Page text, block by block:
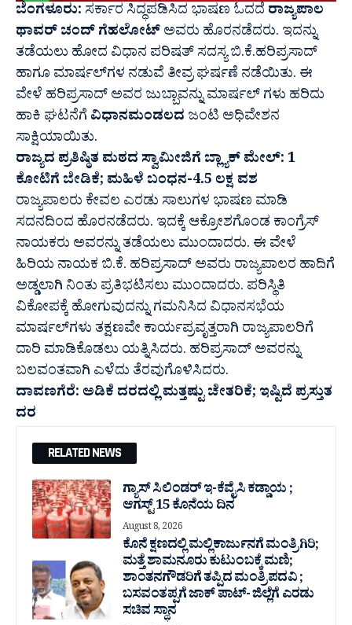
ಬೆಂಗಳೂರು: ಸರ್ಕಾರ ಸಿದ್ಧಪಡಿಸಿದ ಭಾಷಣ ಓದದೆ ರಾಜ್ಯಪಾಲ
ಥಾವರ್ ಚಂದ್ ಗೆಹಲೋಟ್ಅವರು ಹೊರ‌ನಡೆದರು. ಇದನ್ನು
ತಡೆಯಲು ಹೋದ ವಿಧಾನ ಪರಿಷತ್ ಸದಸ್ಯ ಬಿ.ಕೆ.ಹರಿಪ್ರಸಾದ್
ಹಾಗೂ ಮಾರ್ಷಲ್‌ಗಳ ನಡುವೆ ತೀವ್ರ ಘರ್ಷಣೆ ನಡೆಯಿತು. ಈ
ವೇಳೆ ಹರಿಪ್ರಸಾದ್ ಅವರ ಜುಬ್ಬಾವನ್ನು ‌ಮಾರ್ಷಲ್ ಗಳು ಹರಿದು
ಹಾಕಿ ಘಟನೆಗೆವಿಧಾನಮಂಡಲದ ಜಂಟಿ ಅಧಿವೇಶನ
ಸಾಕ್ಷಿಯಾಯಿತು.
ರಾಜ್ಯದ ಪ್ರತಿಷ್ಠಿತ ಮಠದ ಸ್ವಾಮೀಜಿಗೆ ಬ್ಲ್ಯಾಕ್ ಮೇಲ್: 1
ಕೋಟಿಗೆ ಬೇಡಿಕೆ; ಮಹಿಳೆ ಬಂಧನ-4.5 ಲಕ್ಷ ವಶ
ರಾಜ್ಯಪಾಲರು ಕೇವಲ ಎರಡು ಸಾಲುಗಳ ಭಾಷಣ ಮಾಡಿ
ಸದನದಿಂದ ಹೊರನಡೆದರು. ಇದಕ್ಕೆ ಆಕ್ರೋಶಗೊಂಡ ಕಾಂಗ್ರೆಸ್
ನಾಯಕರು ಅವರನ್ನು ತಡೆಯಲು ಮುಂದಾದರು. ಈ ವೇಳೆ
ಹಿರಿಯ ನಾಯಕ ಬಿ.ಕೆ. ಹರಿಪ್ರಸಾದ್ ಅವರು ರಾಜ್ಯಪಾಲರ ಹಾದಿಗೆ
ಅಡ್ಡಲಾಗಿ ನಿಂತು ಪ್ರತಿಭಟಿಸಲು ಮುಂದಾದರು. ಪರಿಸ್ಥಿತಿ
ವಿಕೋಪಕ್ಕೆ ಹೋಗುವುದನ್ನು ಗಮನಿಸಿದ ವಿಧಾನಸಭೆಯ
ಮಾರ್ಷಲ್‌ಗಳು ತಕ್ಷಣವೇ ಕಾರ್ಯಪ್ರವೃತ್ತರಾಗಿ ರಾಜ್ಯಪಾಲರಿಗೆ
ದಾರಿ ಮಾಡಿಕೊಡಲು ಯತ್ನಿಸಿದರು. ಹರಿಪ್ರಸಾದ್ ಅವರನ್ನು
ಬಲವಂತವಾಗಿ ಎಳೆದು ತೆರವುಗೊಳಿಸಿದರು.
ದಾವಣಗೆರೆ: ಅಡಿಕೆ ದರದಲ್ಲಿ ಮತ್ತಷ್ಟು ಚೇತರಿಕೆ; ಇಷ್ಟಿದೆ ಪ್ರಸ್ತುತ
ದರ
RELATED NEWS
ಗ್ಯಾಸ್ ಸಿಲಿಂಡರ್ ಇ-ಕೆವೈಸಿ ಕಡ್ಡಾಯ ;
ಆಗಸ್ಟ್ 15 ಕೊನೆಯ ದಿನ
August 8, 2026
ಕೊನೆ ಕ್ಷಣದಲ್ಲಿ ಮಲ್ಲಿಕಾರ್ಜುನಗೆ ಮಂತ್ರಿಗಿರಿ;
ಮತ್ತೆ ಶಾಮನೂರು ಕುಟುಂಬಕ್ಕೆ ಮಣಿ;
ಶಾಂತನಗೌಡರಿಗೆ ತಪ್ಪಿದ ಮಂತ್ರಿ ಪದವಿ ;
ಬಸವಂತಪ್ಪಗೆ ಜಾಕ್ ಪಾಟ್- ಜಿಲ್ಲೆಗೆ ಎರಡು
ಸಚಿವ ಸ್ಥಾನ